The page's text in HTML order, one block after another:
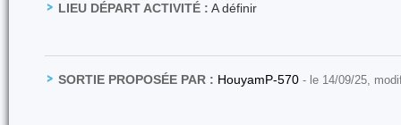
LIEU DÉPART ACTIVITÉ : A définir
SORTIE PROPOSÉE PAR : HouyamP-570 - le 14/09/25,